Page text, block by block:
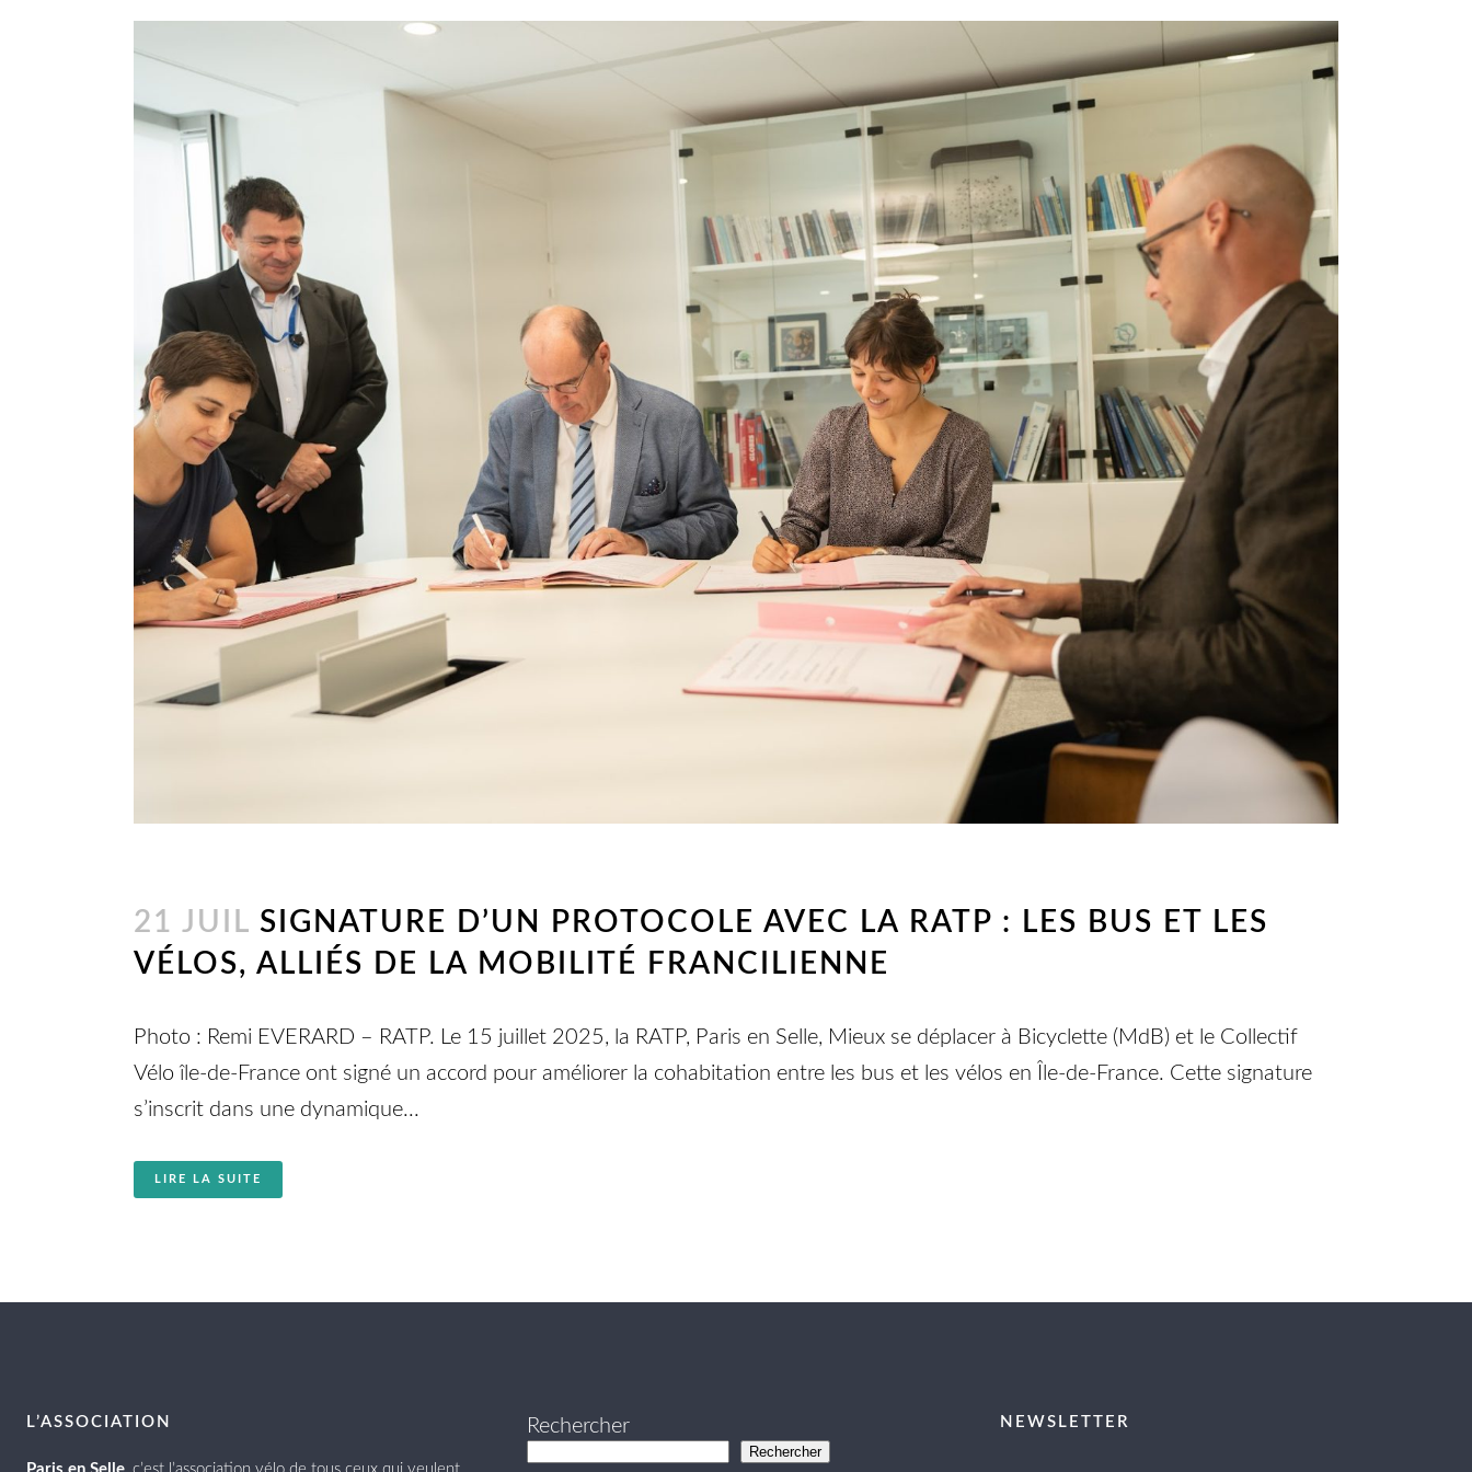
21 JUIL SIGNATURE D’UN PROTOCOLE AVEC LA RATP : LES BUS ET LES
VÉLOS, ALLIÉS DE LA MOBILITÉ FRANCILIENNE
Photo : Remi EVERARD – RATP. Le 15 juillet 2025, la RATP, Paris en Selle, Mieux se déplacer à Bicyclette (MdB) et le Collectif
Vélo île-de-France ont signé un accord pour améliorer la cohabitation entre les bus et les vélos en Île‑de‑France. Cette signature
s’inscrit dans une dynamique...
LIRE LA SUITE
L’ASSOCIATION Rechercher
Rechercher
NEWSLETTER